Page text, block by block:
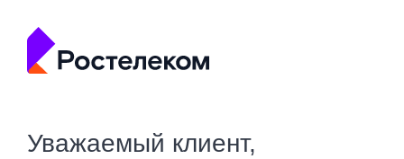
Уважаемый клиент,